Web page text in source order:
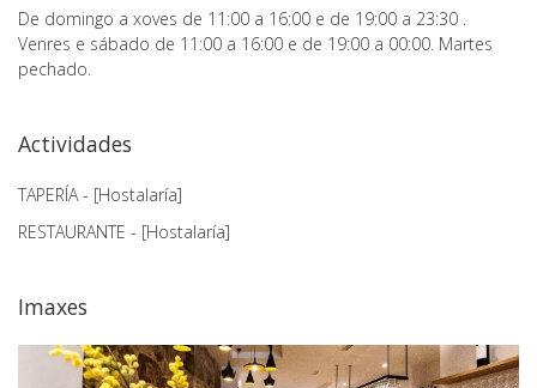
De domingo a xoves de 11:00 a 16:00 e de 19:00 a 23:30 .
Venres e sábado de 11:00 a 16:00 e de 19:00 a 00:00. Martes
pechado.
Actividades
TAPERÍA - [Hostalaría]
RESTAURANTE - [Hostalaría]
Imaxes